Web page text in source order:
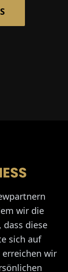
wir die
dass diese
sich auf
wir